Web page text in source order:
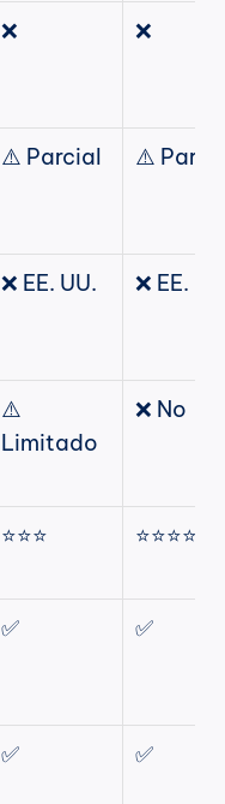
❌ ❌
⚠️ Parcial ⚠️
❌ EE. UU. ❌ EE.
⚠️
Limitado
❌ No
⭐⭐⭐ ⭐⭐⭐⭐
✅ ✅
✅ ✅